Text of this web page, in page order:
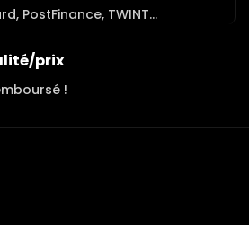
PostFinance, TWINT...
prix
!